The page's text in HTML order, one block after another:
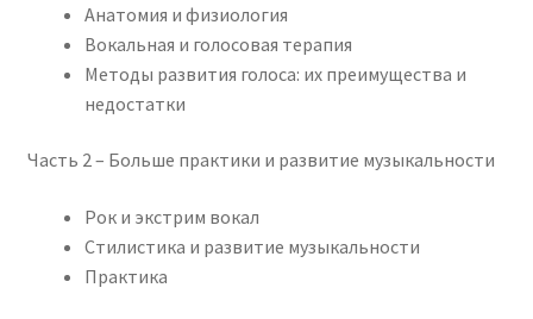
Анатомия и физиология
Вокальная и голосовая терапия
Методы развития голоса: их преимущества и
недостатки
Часть 2 – Больше практики и развитие музыкальности
Рок и экстрим вокал
Стилистика и развитие музыкальности
Практика